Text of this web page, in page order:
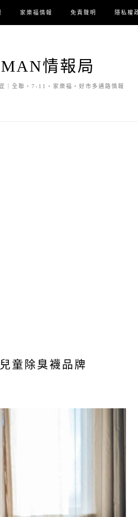
家樂福情報 免責聲明 隱私權
情報局
｜全聯・7-11・家樂福・好市多通路情報
童除臭襪品牌